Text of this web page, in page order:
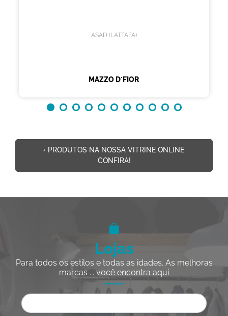
ASAD (LATTAFA)
MAZZO D´FIOR
+ PRODUTOS NA NOSSA VITRINE ONLINE.
CONFIRA!
Lojas
Para todos os estilos e todas as idades. As melhoras
marcas ... você encontra aqui